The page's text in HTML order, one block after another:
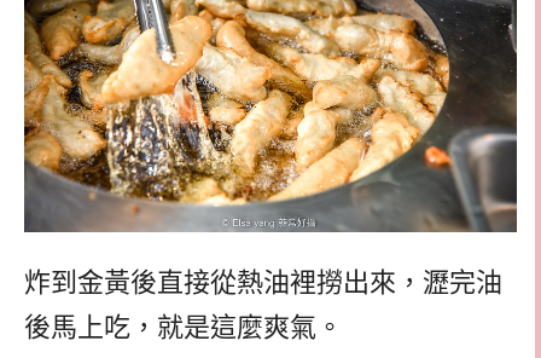
炸到金黃後直接從熱油裡撈出來，瀝完油
後馬上吃，就是這麼爽氣。